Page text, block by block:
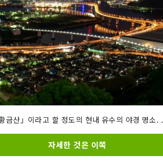
금산」이라고 할 정도의 현내 유수의 야경 명소. .
자세한 것은 이쪽